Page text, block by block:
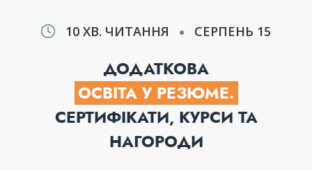
10 ХВ. ЧИТАННЯ СЕРПЕНЬ 15
ДОДАТКОВА
ОСВІТА У РЕЗЮМЕ.
СЕРТИФІКАТИ, КУРСИ ТА
НАГОРОДИ